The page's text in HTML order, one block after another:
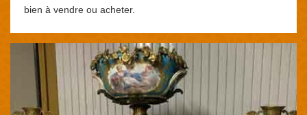
bien à vendre ou acheter.